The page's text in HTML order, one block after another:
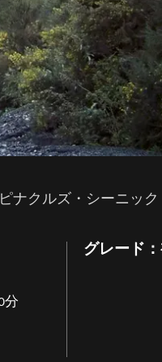
ナクルズ・シーニッ
分
グレード